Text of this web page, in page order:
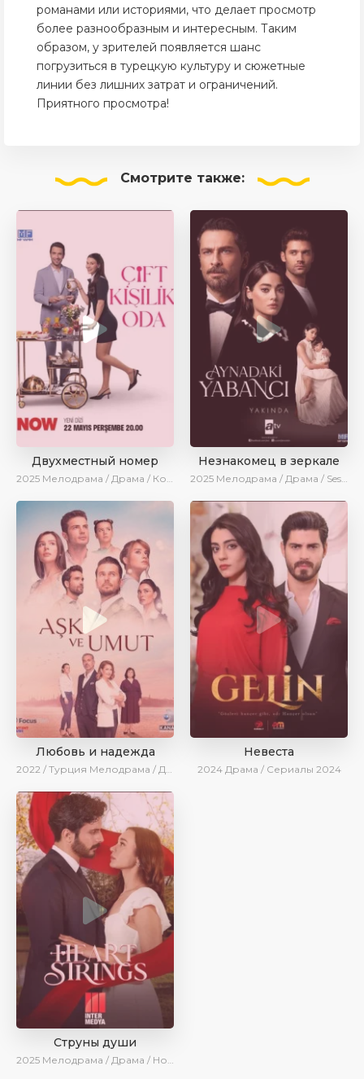
романами или историями, что делает просмотр
более разнообразным и интересным. Таким
образом, у зрителей появляется шанс
погрузиться в турецкую культуру и сюжетные
линии без лишних затрат и ограничений.
Приятного просмотра!
Смотрите также:
Двухместный номер
2025 Мелодрама / Драма / Комедия / Новинки / Сериалы 2025
Незнакомец в зеркале
2025 Мелодрама / Драма / SesDizi / AlisaDirilis / Новинки / Сериалы 2025
Любовь и надежда
2022 / Турция Мелодрама / Драма / BeniAffet
Невеста
2024 Драма / Сериалы 2024
Струны души
2025 Мелодрама / Драма / Новинки / Сериалы 2025